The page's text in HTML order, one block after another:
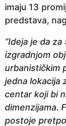
imaju 13
predstava,
“Ideja je da
izgradnjom
urbanističkim
jedna lokacija
centar koji bi
dimenzijama.
postoje